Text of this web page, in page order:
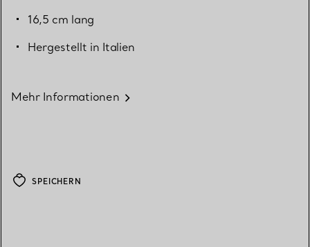
16,5 cm lang
Hergestellt in Italien
Mehr Informationen
SPEICHERN